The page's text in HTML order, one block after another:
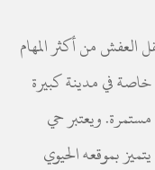
من أكثر المهام
في مدينة كبيرة
ويعتبر حي
بموقعه الحيوي